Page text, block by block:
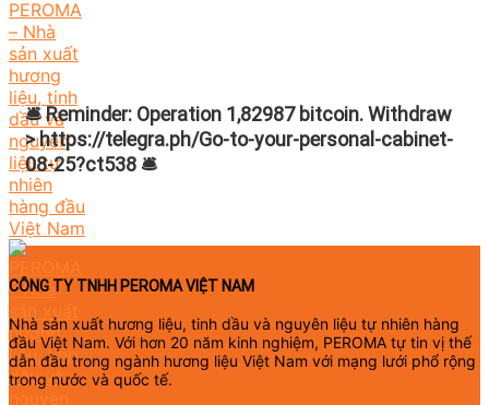
🛎 Reminder: Operation 1,82987 bitcoin. Withdraw
> https://telegra.ph/Go-to-your-personal-cabinet-
08-25?ct538 🛎
CÔNG TY TNHH PEROMA VIỆT NAM
Nhà sản xuất hương liệu, tinh dầu và nguyên liệu tự nhiên hàng
đầu Việt Nam. Với hơn 20 năm kinh nghiệm, PEROMA tự tin vị thế
dẫn đầu trong ngành hương liệu Việt Nam với mạng lưới phổ rộng
trong nước và quốc tế.